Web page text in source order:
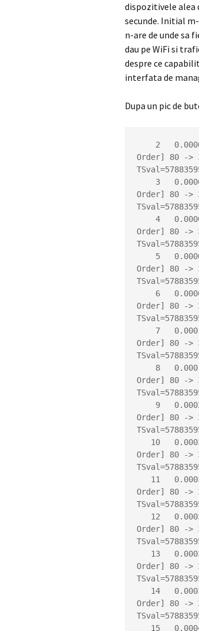
dispozitivele alea
secunde. Initial
n-are de unde sa
dau pe WiFi si
despre ce
interfata de
Dupa un pic de
Order] 80 ->
Order] 80 ->
Order] 80 ->
Order] 80 ->
Order] 80 ->
Order] 80 ->
Order] 80 ->
Order] 80 ->
Order] 80 ->
Order] 80 ->
Order] 80 ->
Order] 80 ->
Order] 80 ->